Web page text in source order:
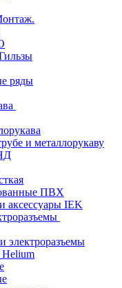
ряды
и металлорукаву
ПВХ
аксессуары IEK
электроразъемы